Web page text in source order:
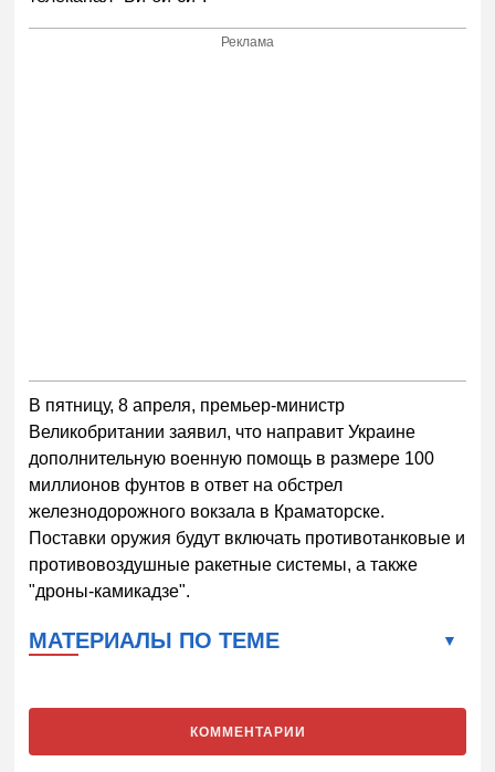
Реклама
В пятницу, 8 апреля, премьер-министр
Великобритании заявил, что направит Украине
дополнительную военную помощь в размере 100
миллионов фунтов в ответ на обстрел
железнодорожного вокзала в Краматорске.
Поставки оружия будут включать противотанковые и
противовоздушные ракетные системы, а также
"дроны-камикадзе".
МАТЕРИАЛЫ ПО ТЕМЕ
КОММЕНТАРИИ